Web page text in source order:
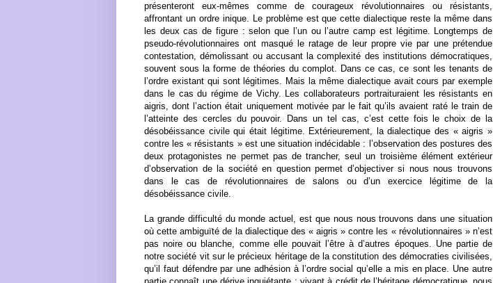
présenteront eux-mêmes comme de courageux révolutionnaires ou résistants,
affrontant un ordre inique. Le problème est que cette dialectique reste la même dans
les deux cas de figure : selon que l’un ou l’autre camp est légitime. Longtemps de
pseudo-révolutionnaires ont masqué le ratage de leur propre vie par une prétendue
contestation, démolissant ou accusant la complexité des institutions démocratiques,
souvent sous la forme de théories du complot. Dans ce cas, ce sont les tenants de
l’ordre existant qui sont légitimes. Mais la même dialectique avait cours par exemple
dans le cas du régime de Vichy. Les collaborateurs portraituraient les résistants en
aigris, dont l’action était uniquement motivée par le fait qu’ils avaient raté le train de
l’atteinte des cercles du pouvoir. Dans un tel cas, c’est cette fois le choix de la
désobéissance civile qui était légitime. Extérieurement, la dialectique des « aigris »
contre les « résistants » est une situation indécidable : l’observation des postures des
deux protagonistes ne permet pas de trancher, seul un troisième élément extérieur
d’observation de la société en question permet d’objectiver si nous nous trouvons
dans le cas de révolutionnaires de salons ou d’un exercice légitime de la
désobéissance civile.
La grande difficulté du monde actuel, est que nous nous trouvons dans une situation
où cette ambiguïté de la dialectique des « aigris » contre les « révolutionnaires » n’est
pas noire ou blanche, comme elle pouvait l’être à d’autres époques. Une partie de
notre société vit sur le précieux héritage de la constitution des démocraties civilisées,
qu’il faut défendre par une adhésion à l’ordre social qu’elle a mis en place. Une autre